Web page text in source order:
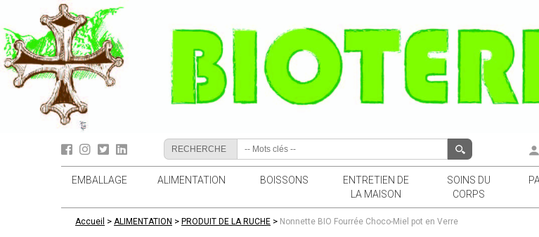
RECHERCHE
EMBALLAGE ALIMENTATION BOISSONS
ENTRETIEN DE
LA MAISON
SOINS DU
CORPS
Accueil > ALIMENTATION > PRODUIT DE LA RUCHE > Nonnette BIO Fourrée Choco-Miel pot en Verre